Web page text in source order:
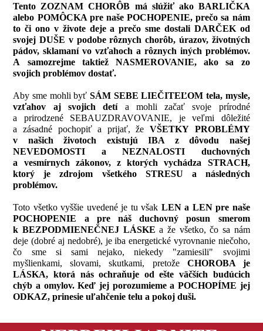
Tento ZOZNAM CHORÔB má slúžiť ako BARLIČKA
alebo POMÔCKA pre naše POCHOPENIE, prečo sa nám
to či ono v živote deje a prečo sme dostali DARČEK od
svojej DUŠE v podobe rôznych chorôb, úrazov, životných
pádov, sklamaní vo vzťahoch a rôznych iných problémov.
A samozrejme taktiež NASMEROVANIE, ako sa zo
svojich problémov dostať.
Aby sme mohli byť SÁM SEBE LIEČITEĽOM tela, mysle,
vzťahov aj svojich detí a mohli začať svoje prírodné
a prirodzené SEBAUZDRAVOVANIE, je veľmi dôležité
a zásadné pochopiť a prijať, že VŠETKY PROBLÉMY
v našich životoch existujú IBA z dôvodu našej
NEVEDOMOSTI a NEZNALOSTI duchovných
a vesmírnych zákonov, z ktorých vychádza STRACH,
ktorý je zdrojom všetkého STRESU a následných
problémov.
Toto všetko vyššie uvedené je tu však LEN a LEN pre naše
POCHOPENIE a pre náš duchovný posun smerom
k BEZPODMIENEČNEJ LÁSKEa že všetko, čo sa nám
deje (dobré aj nedobré), je iba energetické vyrovnanie niečoho,
čo sme si sami nejako, niekedy "zamiesili" svojimi
myšlienkami, slovami, skutkami, pretože CHOROBA je
LÁSKA, ktorá nás ochraňuje od ešte väčších budúcich
chýb a omylov. Keď jej porozumieme a POCHOPÍME jej
ODKAZ, prinesie uľahčenie telu a pokoj duši.